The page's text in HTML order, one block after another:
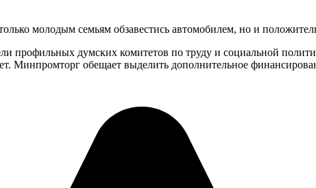
молодым семьям обзавестись автомобилем, но и
профильных думских комитетов по труду и социальной
Минпромторг обещает выделить дополнительное